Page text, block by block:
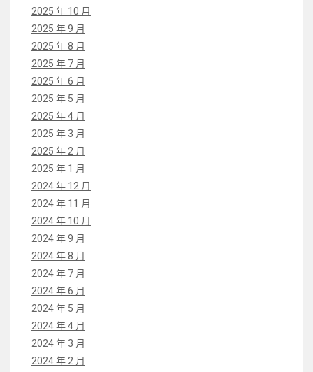
2025 年 10 月
2025 年 9 月
2025 年 8 月
2025 年 7 月
2025 年 6 月
2025 年 5 月
2025 年 4 月
2025 年 3 月
2025 年 2 月
2025 年 1 月
2024 年 12 月
2024 年 11 月
2024 年 10 月
2024 年 9 月
2024 年 8 月
2024 年 7 月
2024 年 6 月
2024 年 5 月
2024 年 4 月
2024 年 3 月
2024 年 2 月